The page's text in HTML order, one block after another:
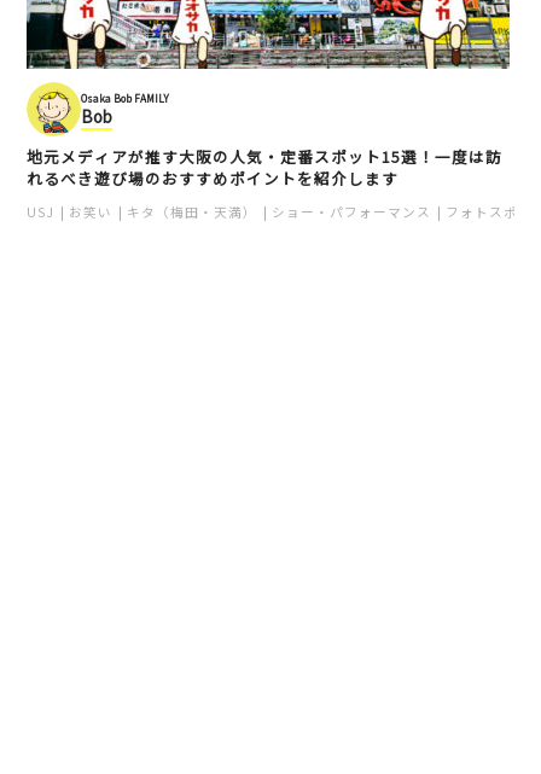
Osaka Bob FAMILY
Bob
地元メディアが推す大阪の人気・定番スポット15選！一度は訪
れるべき遊び場のおすすめポイントを紹介します
USJ お笑い キタ（梅田・天満） ショー・パフォーマンス フォトスポッ